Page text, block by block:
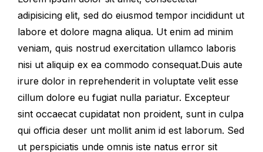
adipisicing elit, sed do eiusmod tempor incididunt ut
labore et dolore magna aliqua. Ut enim ad minim
veniam, quis nostrud exercitation ullamco laboris
nisi ut aliquip ex ea commodo consequat.Duis aute
irure dolor in reprehenderit in voluptate velit esse
cillum dolore eu fugiat nulla pariatur. Excepteur
sint occaecat cupidatat non proident, sunt in culpa
qui officia deser unt mollit anim id est laborum. Sed
ut perspiciatis unde omnis iste natus error sit